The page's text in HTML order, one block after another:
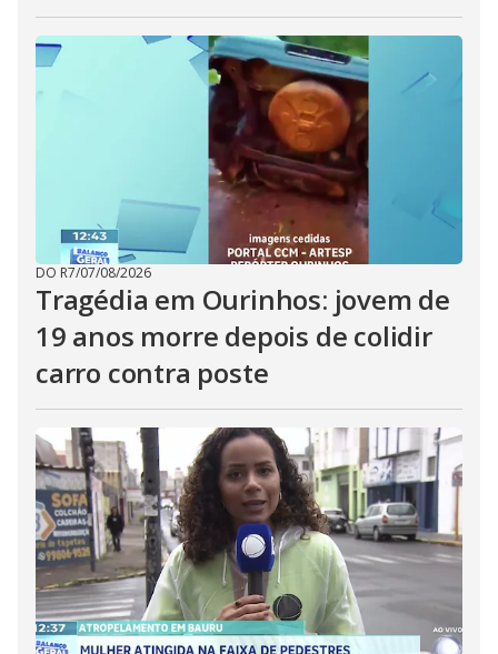
DO R7/07/08/2026
Tragédia em Ourinhos: jovem de
19 anos morre depois de colidir
carro contra poste